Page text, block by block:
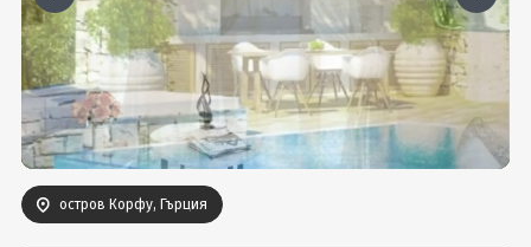
Гърция
Услуги
Вход
остров Корфу, Гърция